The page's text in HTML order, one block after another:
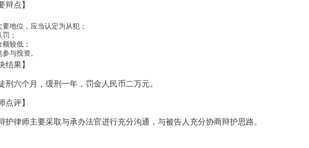
辩点】
要地位，应当认定为从犯；
；
较低；
与投资。
结果】
刑六个月，缓刑一年，罚金人民币二万元。
点评】
护律师主要采取与承办法官进行充分沟通，与被告人充分协商辩护思路。